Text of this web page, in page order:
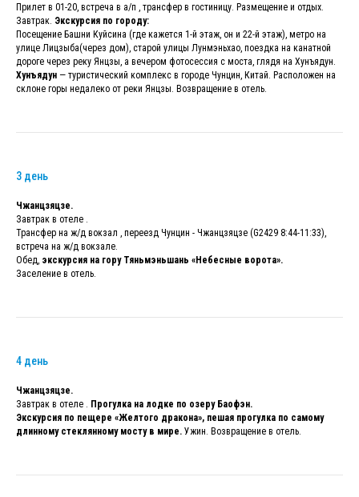
Прилет в 01-20, встреча в а/п , трансфер в гостиницу. Размещение и отдых.
Завтрак. Экскурсия по городу:
Посещение Башни Куйсина (где кажется 1-й этаж, он и 22-й этаж), метро на
улице Лицзыба(через дом), старой улицы Лунмэньхао, поездка на канатной
дороге через реку Янцзы, а вечером фотосессия с моста, глядя на Хунъядун.
Хунъядун — туристический комплекс в городе Чунцин, Китай. Расположен на
склоне горы недалеко от реки Янцзы. Возвращение в отель.
3 день
Чжанцзяцзе.
Завтрак в отеле .
Трансфер на ж/д вокзал , переезд Чунцин - Чжанцзяцзе (G2429 8:44-11:33),
встреча на ж/д вокзале.
Обед, экскурсия на гору Тяньмэньшань «Небесные ворота».
Заселение в отель.
4 день
Чжанцзяцзе.
Завтрак в отеле . Прогулка на лодке по озеру Баофэн.
Экскурсия по пещере «Желтого дракона», пешая прогулка по самому
длинному стеклянному мосту в мире. Ужин. Возвращение в отель.